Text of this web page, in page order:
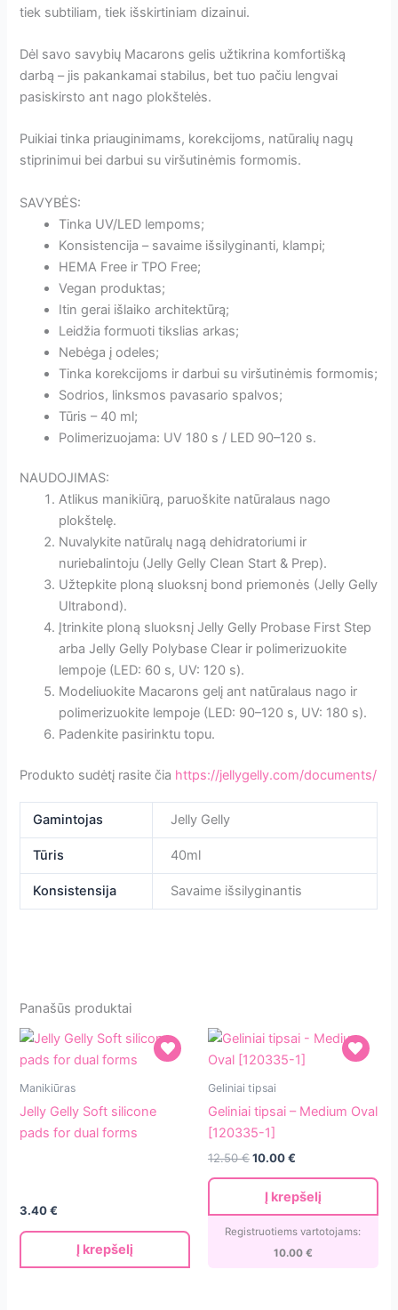
tiek subtiliam, tiek išskirtiniam dizainui.
Dėl savo savybių Macarons gelis užtikrina komfortišką
darbą – jis pakankamai stabilus, bet tuo pačiu lengvai
pasiskirsto ant nago plokštelės.
Puikiai tinka priauginimams, korekcijoms, natūralių nagų
stiprinimui bei darbui su viršutinėmis formomis.
SAVYBĖS:
Tinka UV/LED lempoms;
Konsistencija – savaime išsilyginanti, klampi;
HEMA Free ir TPO Free;
Vegan produktas;
Itin gerai išlaiko architektūrą;
Leidžia formuoti tikslias arkas;
Nebėga į odeles;
Tinka korekcijoms ir darbui su viršutinėmis formomis;
Sodrios, linksmos pavasario spalvos;
Tūris – 40 ml;
Polimerizuojama: UV 180 s / LED 90–120 s.
NAUDOJIMAS:
Atlikus manikiūrą, paruoškite natūralaus nago
plokštelę.
Nuvalykite natūralų nagą dehidratoriumi ir
nuriebalintoju (Jelly Gelly Clean Start & Prep).
Užtepkite ploną sluoksnį bond priemonės (Jelly Gelly
Ultrabond).
Įtrinkite ploną sluoksnį Jelly Gelly Probase First Step
arba Jelly Gelly Polybase Clear ir polimerizuokite
lempoje (LED: 60 s, UV: 120 s).
Modeliuokite Macarons gelį ant natūralaus nago ir
polimerizuokite lempoje (LED: 90–120 s, UV: 180 s).
Padenkite pasirinktu topu.
Produkto sudėtį rasite čia https://jellygelly.com/documents/
Gamintojas Jelly Gelly
Tūris 40ml
Konsistensija Savaime išsilyginantis
Panašūs produktai
Jelly
Soft
silicone
dual
forms
Manikiūras
Jelly Gelly Soft silicone
pads for dual forms
3.40€
Į krepšelį
Geliniai
–
Oval
[120335-
Geliniai tipsai
Geliniai tipsai – Medium Oval
[120335-1]
12.50€10.00€
Į krepšelį
Registruotiems vartotojams:
10.00 €